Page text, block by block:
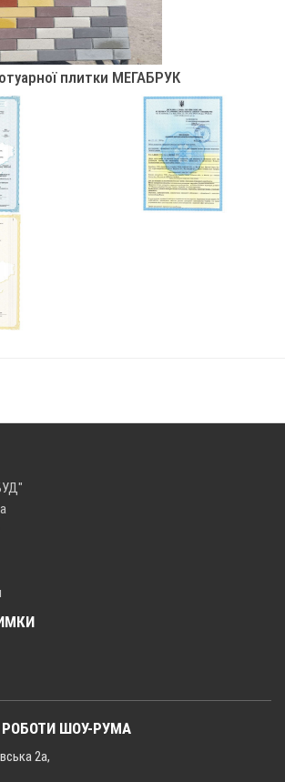
плитки МЕГАБРУК
ШОУ-РУМА
2а,